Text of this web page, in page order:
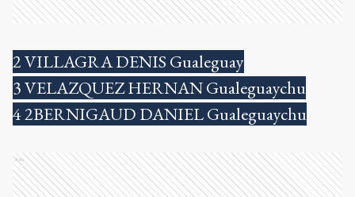
2 VILLAGRA DENIS Gualeguay
3 VELAZQUEZ HERNAN Gualeguaychu
4 2BERNIGAUD DANIEL Gualeguaychu
Ads